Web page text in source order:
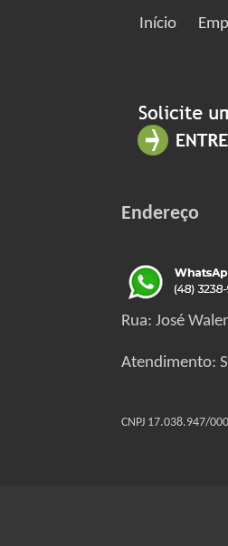
Início
Endereço
Rua: José
Atendimento:
CNPJ 17.038.947/